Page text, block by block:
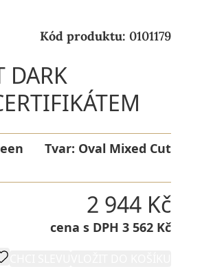
Kód produktu: 0101179
DARK
Tvar: Oval Mixed Cut
2 944 Kč
cena s DPH 3 562 Kč